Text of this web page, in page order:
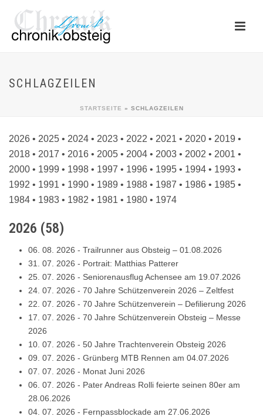
SCHLAGZEILEN
STARTSEITE » SCHLAGZEILEN
2026 • 2025 • 2024 • 2023 • 2022 • 2021 • 2020 • 2019 •
2018 • 2017 • 2016 • 2005 • 2004 • 2003 • 2002 • 2001 •
2000 • 1999 • 1998 • 1997 • 1996 • 1995 • 1994 • 1993 •
1992 • 1991 • 1990 • 1989 • 1988 • 1987 • 1986 • 1985 •
1984 • 1983 • 1982 • 1981 • 1980 • 1974
2026 (58)
06. 08. 2026 - Trailrunner aus Obsteig – 01.08.2026
31. 07. 2026 - Portrait: Matthias Patterer
25. 07. 2026 - Seniorenausflug Achensee am 19.07.2026
24. 07. 2026 - 70 Jahre Schützenverein 2026 – Zeltfest
22. 07. 2026 - 70 Jahre Schützenverein – Defilierung 2026
17. 07. 2026 - 70 Jahre Schützenverein Obsteig – Messe
2026
10. 07. 2026 - 50 Jahre Trachtenverein Obsteig 2026
09. 07. 2026 - Grünberg MTB Rennen am 04.07.2026
07. 07. 2026 - Monat Juni 2026
06. 07. 2026 - Pater Andreas Rolli feierte seinen 80er am
28.06.2026
04. 07. 2026 - Fernpassblockade am 27.06.2026